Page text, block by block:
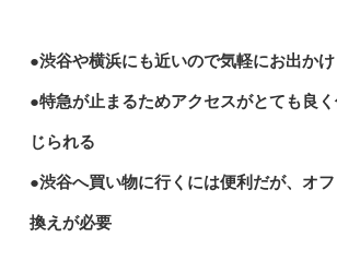
●渋谷や横浜にも近いので気軽にお出か
●特急が止まるためアクセスがとても良
じられる
●渋谷へ買い物に行くには便利だが、オ
換えが必要